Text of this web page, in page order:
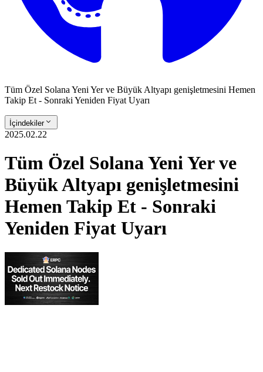
Tüm Özel Solana Yeni Yer ve Büyük Altyapı genişletmesini Hemen
Takip Et - Sonraki Yeniden Fiyat Uyarı
İçindekiler
2025.02.22
Tüm Özel Solana Yeni Yer ve
Büyük Altyapı genişletmesini
Hemen Takip Et - Sonraki
Yeniden Fiyat Uyarı